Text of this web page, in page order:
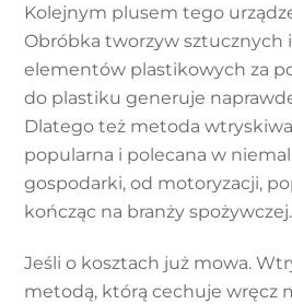
Kolejnym plusem tego
Obróbka tworzyw sztucznych
elementów plastikowych za
do plastiku generuje
Dlatego też metoda
popularna i polecana w niemal
gospodarki, od motoryzacji,
kończąc na branży spożywczej.
Jeśli o kosztach już mowa.
metodą, którą cechuje wręcz